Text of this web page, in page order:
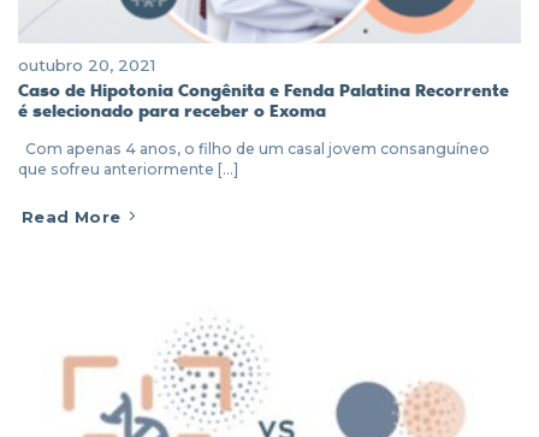
outubro 20, 2021
Caso de Hipotonia Congênita e Fenda Palatina Recorrente
é selecionado para receber o Exoma
Com apenas 4 anos, o filho de um casal jovem consanguíneo
que sofreu anteriormente [...]
Read More